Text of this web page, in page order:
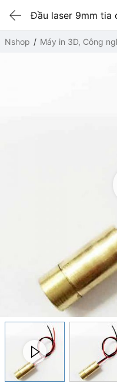
Đầu laser 9mm tia
Nshop Máy in 3D, Công